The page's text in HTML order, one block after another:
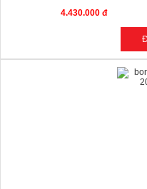
4.430.000 đ